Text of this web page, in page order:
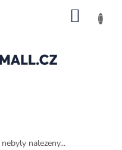
nebyly nalezeny...